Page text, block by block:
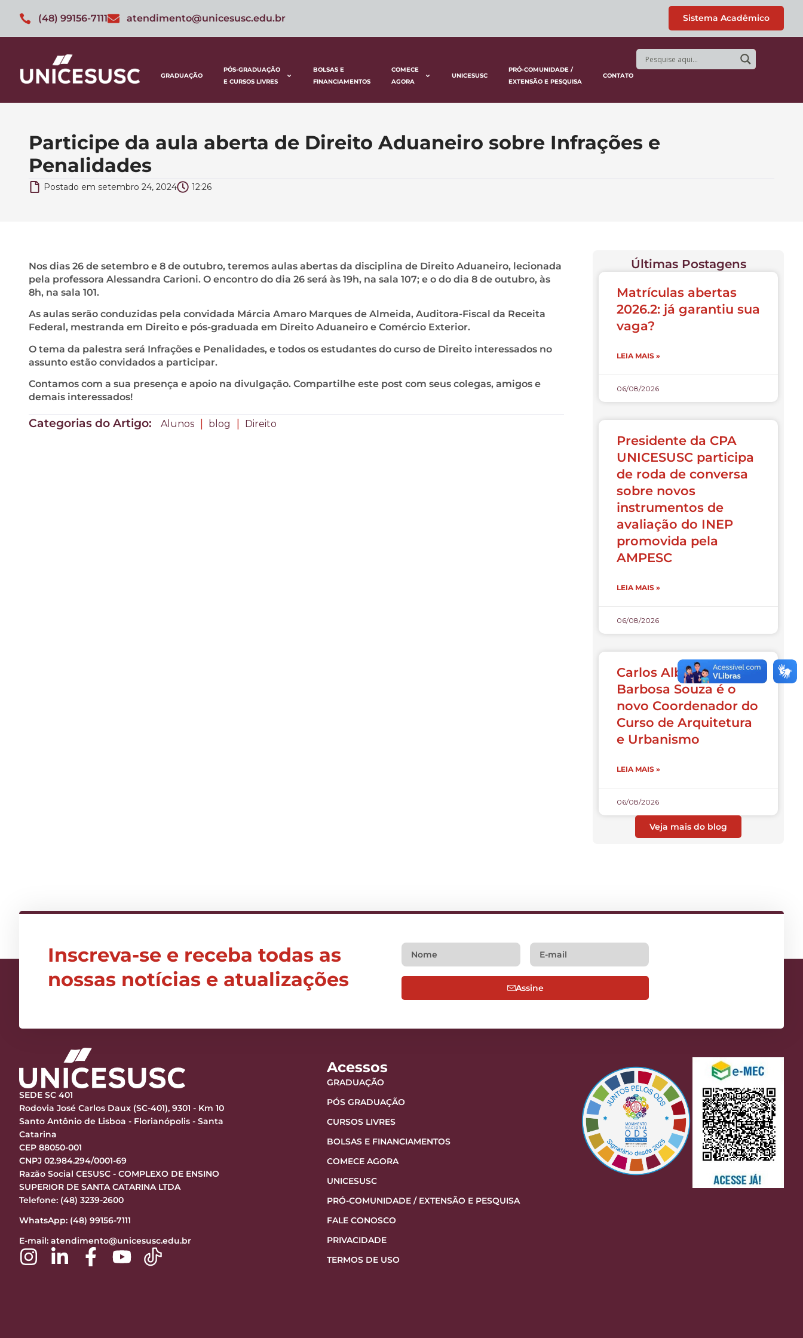
(48) 99156-7111 atendimento@unicesusc.edu.br Sistema Acadêmico
GRADUAÇÃO
PÓS-GRADUAÇÃO
E CURSOS LIVRES
BOLSAS E
FINANCIAMENTOS
COMECE
AGORA
UNICESUSC
PRÓ-COMUNIDADE /
EXTENSÃO E PESQUISA
CONTATO
Participe da aula aberta de Direito Aduaneiro sobre Infrações e
Penalidades
Postado em setembro 24, 2024 12:26
Nos dias 26 de setembro e 8 de outubro, teremos aulas abertas da disciplina de Direito Aduaneiro, lecionada
pela professora Alessandra Carioni. O encontro do dia 26 será às 19h, na sala 107; e o do dia 8 de outubro, às
8h, na sala 101.
As aulas serão conduzidas pela convidada Márcia Amaro Marques de Almeida, Auditora-Fiscal da Receita
Federal, mestranda em Direito e pós-graduada em Direito Aduaneiro e Comércio Exterior.
O tema da palestra será Infrações e Penalidades, e todos os estudantes do curso de Direito interessados no
assunto estão convidados a participar.
Contamos com a sua presença e apoio na divulgação. Compartilhe este post com seus colegas, amigos e
demais interessados!
Categorias do Artigo: Alunos | blog | Direito
Últimas Postagens
Matrículas abertas
2026.2: já garantiu sua
vaga?
LEIA MAIS »
06/08/2026
Presidente da CPA
UNICESUSC participa
de roda de conversa
sobre novos
instrumentos de
avaliação do INEP
promovida pela
AMPESC
LEIA MAIS »
06/08/2026
Carlos Alberto
Barbosa Souza é o
novo Coordenador do
Curso de Arquitetura
e Urbanismo
LEIA MAIS »
06/08/2026
Veja mais do blog
Inscreva-se e receba todas as
nossas notícias e atualizações
Assine
SEDE SC 401
Rodovia José Carlos Daux (SC-401), 9301 - Km 10
Santo Antônio de Lisboa - Florianópolis - Santa
Catarina
CEP 88050-001
CNPJ 02.984.294/0001-69
Razão Social CESUSC - COMPLEXO DE ENSINO
SUPERIOR DE SANTA CATARINA LTDA
Telefone: (48) 3239-2600
WhatsApp: (48) 99156-7111
E-mail: atendimento@unicesusc.edu.br
Acessos
GRADUAÇÃO
PÓS GRADUAÇÃO
CURSOS LIVRES
BOLSAS E FINANCIAMENTOS
COMECE AGORA
UNICESUSC
PRÓ-COMUNIDADE / EXTENSÃO E PESQUISA
FALE CONOSCO
PRIVACIDADE
TERMOS DE USO